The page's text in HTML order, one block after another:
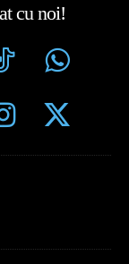
cu noi!